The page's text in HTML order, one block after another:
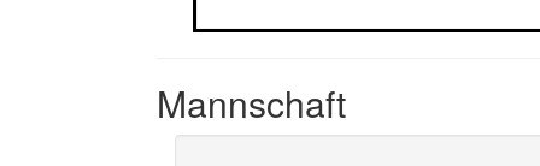
Mannschaft